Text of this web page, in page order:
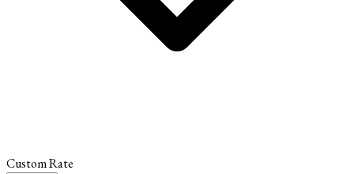
Custom Rate